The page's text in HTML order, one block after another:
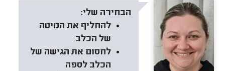
הבחירה שלי:
להחליף את המיטה
של הכלב
לחסום את הגישה של
הכלב לספה